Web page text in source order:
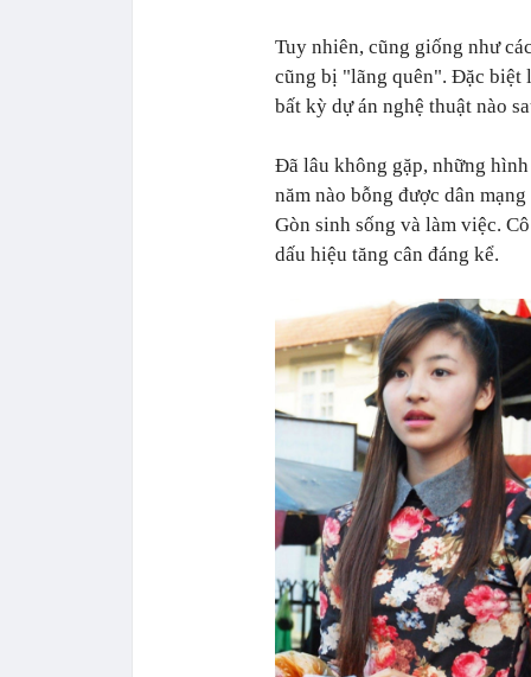
Tuy nhiên, cũng giống như
cũng bị "lãng quên". Đặc biệt
bất kỳ dự án nghệ thuật nào
Đã lâu không gặp, những
năm nào bỗng được dân
Gòn sinh sống và làm việc.
dấu hiệu tăng cân đáng kể.